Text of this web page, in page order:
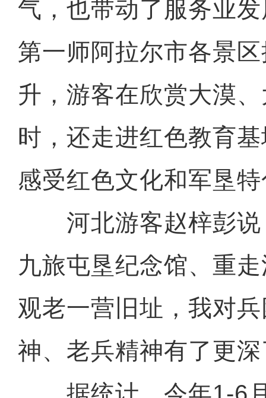
气，也带动了服务业
第一师阿拉尔市各景
升，游客在欣赏大漠
时，还走进红色教育
感受红色文化和军垦
河北游客赵梓彭说
九旅屯垦纪念馆、重
观老一营旧址，我对
神、老兵精神有了更深